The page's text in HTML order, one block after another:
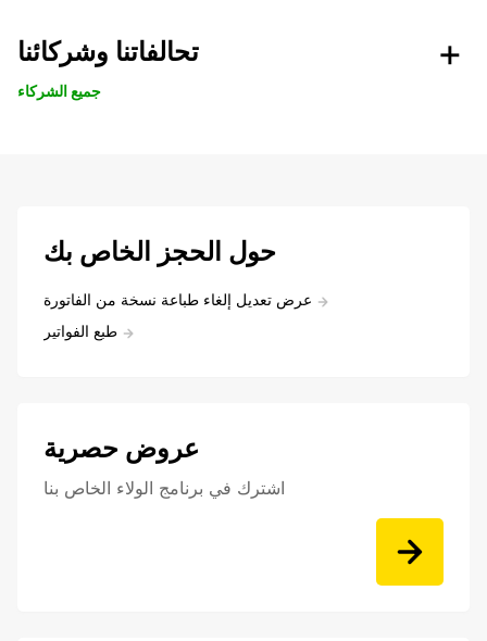
تحالفاتنا وشركائنا
جميع الشركاء
حول الحجز الخاص بك
عرض تعديل إلغاء طباعة نسخة من الفاتورة
طبع الفواتير
عروض حصرية
اشترك في برنامج الولاء الخاص بنا